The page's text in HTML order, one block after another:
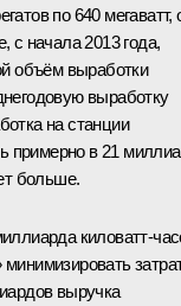
по 640 мегаватт,
с начала 2013 года,
объём выработки
выработку
на станции
примерно в 21
больше.
киловатт-
выручка